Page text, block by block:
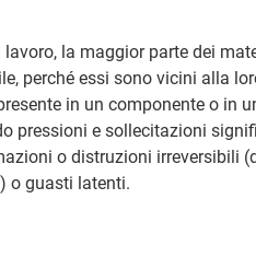
lavoro, la maggior parte dei
perché essi sono vicini alla
in un componente o in
pressioni e sollecitazioni
o distruzioni irreversibili
o guasti latenti.